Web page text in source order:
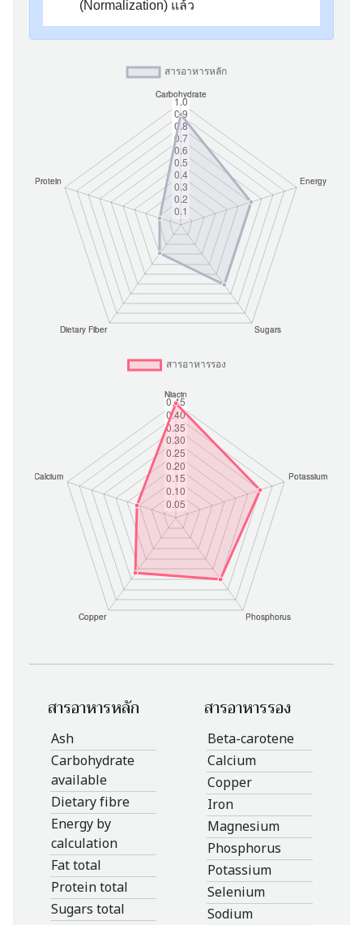
(Normalization) แล้ว
สารอาหารหลัก
Ash
Carbohydrate
available
Dietary fibre
Energy by
calculation
Fat total
Protein total
Sugars total
สารอาหารรอง
Beta-carotene
Calcium
Copper
Iron
Magnesium
Phosphorus
Potassium
Selenium
Sodium